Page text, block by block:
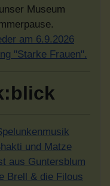
Museum
am 6.9.2026
"Starke Frauen".
und Matze
aus Guntersblum
Brell & die Filous